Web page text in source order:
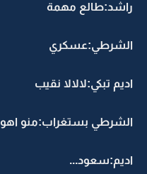
راشد:طالع مهمة
الشرطي:عسكري
اديم تبكي:لالالا نقيب
الشرطي بستغراب:منو اهو
اديم:سعود...